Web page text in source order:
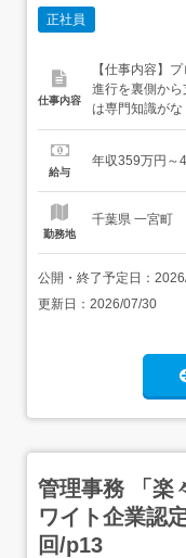
正社員
仕事内容
【仕事内容】
進行を裏側か
は専門知識がな
緒に進めなが
の確認(進み具
給与
年収359万円～
勤務地
千葉県 一宮町
公開・終了予定日：
更新日： 2026/07/30
管理事務 「楽
ワイト企業認
回/p13